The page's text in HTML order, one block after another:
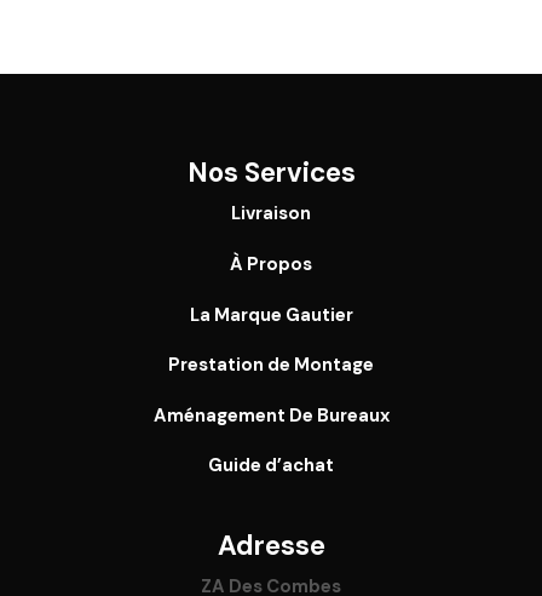
Nos Services
Livraison
À Propos
La Marque Gautier
Prestation de Montage
Aménagement De Bureaux
Guide d’achat
Adresse
ZA Des Combes